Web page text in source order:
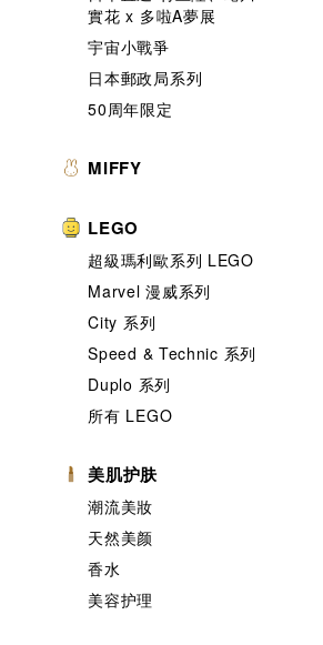
實花 x 多啦A夢展
宇宙小戰爭
日本郵政局系列
50周年限定
MIFFY
LEGO
超級瑪利歐系列 LEGO
Marvel 漫威系列
City 系列
Speed & Technic 系列
Duplo 系列
所有 LEGO
美肌护肤
潮流美妝
天然美颜
香水
美容护理